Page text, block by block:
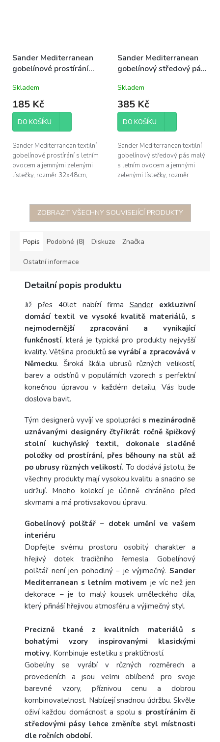
Sander Mediterranean
gobelínové prostírání
Skladem
185 Kč
DO KOŠÍKU
Sander Mediterranean textilní
gobelínové prostírání s letním
ovocem a jemnými zelenými
lístečky, rozměr 32x48cm,
Sander Mediterranean
gobelínový středový pás
ovoce
Skladem
385 Kč
DO KOŠÍKU
Sander Mediterranean textilní
gobelínový středový pás malý
s letním ovocem a jemnými
zelenými lístečky, rozměr
jedinečná...
ZOBRAZIT VŠECHNY SOUVISEJÍCÍ PRODUKTY
Popis Podobné (8) Diskuze Značka
Ostatní informace
Detailní popis produktu
Již přes 40let nabízí firma Sander
exkluzivní
domácí textil ve vysoké kvalitě materiálů, s
nejmodernější zpracování a vynikající
funkčností, která je typická pro produkty nejvyšší
kvality. Většina produktů se vyrábí a zpracovává v
Německu. Široká škála ubrusů různých velikostí,
barev a odstínů v populárních vzorech s perfektní
konečnou úpravou v každém detailu, Vás bude
doslova bavit.
Tým designerů vyvíjí ve spolupráci s mezinárodně
uznávanými designéry čtyřikrát ročně špičkový
stolní kuchyňský textil, dokonale sladěné
položky od prostírání, přes běhouny na stůl až
po ubrusy různých velikostí. To dodává jistotu, že
všechny produkty mají vysokou kvalitu a snadno se
udržují. Mnoho kolekcí je účinně chráněno před
skvrnami a má protivsakovou úpravu.
Gobelínový polštář – dotek umění ve vašem
interiéru
Dopřejte svému prostoru osobitý charakter a
hřejivý dotek tradičního řemesla. Gobelínový
polštář není jen pohodlný – je výjimečný. Sander
Mediterranean s letním motivem je víc než jen
dekorace – je to malý kousek uměleckého díla,
který přináší hřejivou atmosféru a výjimečný styl.
Precizně tkané z kvalitních materiálů s
bohatými vzory inspirovanými klasickými
motivy. Kombinuje estetiku s praktičností.
Gobelíny se vyrábí v různých rozměrech a
provedeních a jsou velmi oblíbené pro svoje
barevné vzory, příznivou cenu a dobrou
kombinovatelnost. Nabízejí snadnou údržbu. Skvěle
oživí každou domácnost a spolus prostíráním či
středovými pásy lehce změníte styl místnosti
dle ročních období.